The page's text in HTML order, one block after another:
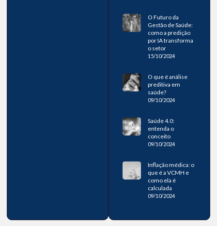
O Futuro da
Gestão de Saúde:
como a predição
por IA transforma
o setor
15/10/2024
O que é análise
preditiva em
saúde?
09/10/2024
Saúde 4.0:
entenda o
conceito
09/10/2024
Inflação médica: o
que é a VCMH e
como ela é
calculada
09/10/2024